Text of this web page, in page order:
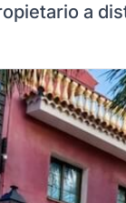
a